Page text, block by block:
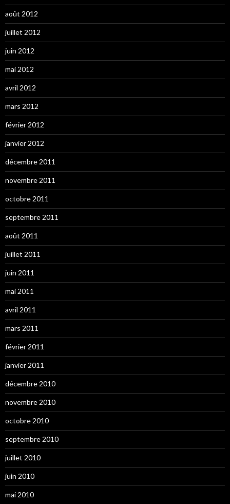
août 2012
juillet 2012
juin 2012
mai 2012
avril 2012
mars 2012
février 2012
janvier 2012
décembre 2011
novembre 2011
octobre 2011
septembre 2011
août 2011
juillet 2011
juin 2011
mai 2011
avril 2011
mars 2011
février 2011
janvier 2011
décembre 2010
novembre 2010
octobre 2010
septembre 2010
juillet 2010
juin 2010
mai 2010